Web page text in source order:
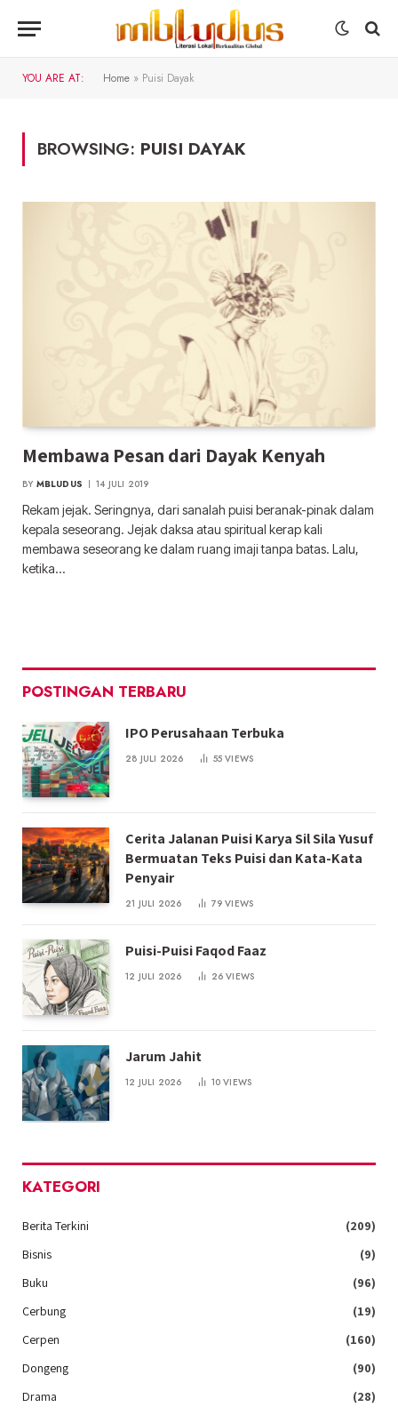
YOU ARE AT: Home » Puisi Dayak
BROWSING: PUISI DAYAK
Membawa Pesan dari Dayak Kenyah
BY MBLUDUS 14 JULI 2019
Rekam jejak. Seringnya, dari sanalah puisi beranak-pinak dalam
kepala seseorang. Jejak daksa atau spiritual kerap kali
membawa seseorang ke dalam ruang imaji tanpa batas. Lalu,
ketika…
POSTINGAN TERBARU
IPO Perusahaan Terbuka
28 JULI 2026 55VIEWS
Cerita Jalanan Puisi Karya Sil Sila Yusuf
Bermuatan Teks Puisi dan Kata-Kata
Penyair
21 JULI 2026 79VIEWS
Puisi-Puisi Faqod Faaz
12 JULI 2026 26VIEWS
Jarum Jahit
12 JULI 2026 10VIEWS
KATEGORI
Berita Terkini
(209)
Bisnis
(9)
Buku
(96)
Cerbung
(19)
Cerpen
(160)
Dongeng
(90)
Drama
(28)